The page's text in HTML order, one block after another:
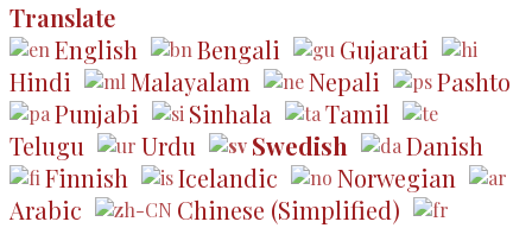
Translate
English
Bengali
Gujarati
Hindi
Malayalam Nepali
Pashto
Punjabi
Sinhala
Tamil
Telugu
Urdu Swedish
Danish
Finnish
Icelandic
Norwegian
Arabic
Chinese (Simplified)